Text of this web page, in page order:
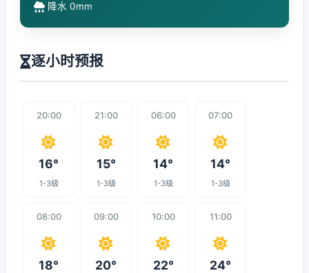
降水 0mm
逐小时预报
20:00
16°
1-3级
21:00
15°
1-3级
06:00
14°
1-3级
07:00
14°
1-3级
08:00
18°
09:00
20°
10:00
22°
11:00
24°